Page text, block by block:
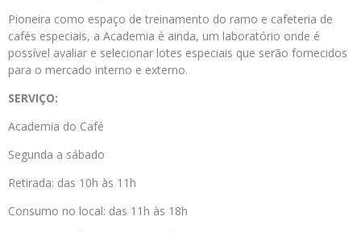
Pioneira como espaço de treinamento do ramo e cafeteria de
cafés especiais, a Academia é ainda, um laboratório onde é
possível avaliar e selecionar lotes especiais que serão fornecidos
para o mercado interno e externo.
SERVIÇO:
Academia do Café
Segunda a sábado
Retirada: das 10h às 11h
Consumo no local: das 11h às 18h